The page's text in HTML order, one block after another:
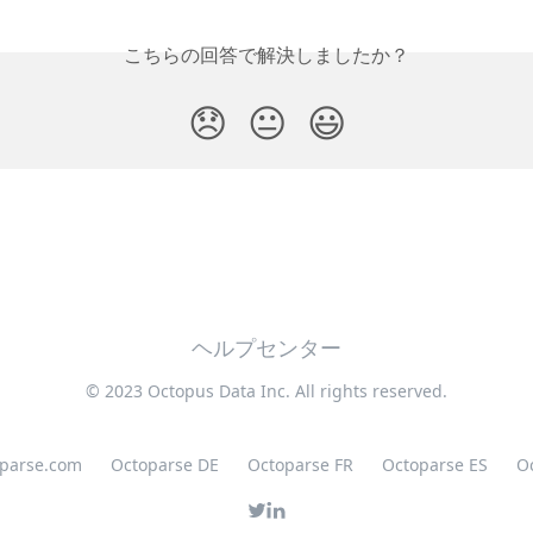
こちらの回答で解決しましたか？
😞 😐 😃
ヘルプセンター
© 2023 Octopus Data Inc. All rights reserved.
Octoparse DE Octoparse FR Octoparse ES